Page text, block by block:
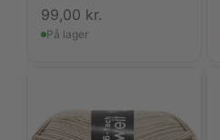
99,00 kr.
På lager